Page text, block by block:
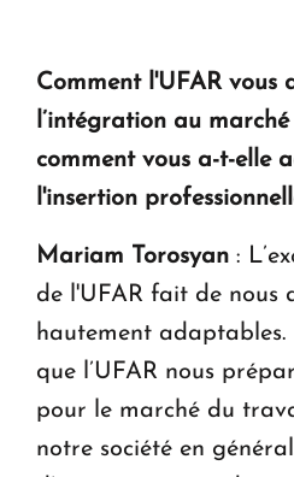
Comment l'UFAR vous
l’intégration au
comment vous a-t-elle
l'insertion
Mariam Torosyan :
de l'UFAR fait de nous
hautement adaptables.
que l’UFAR nous
pour le marché du
notre société en